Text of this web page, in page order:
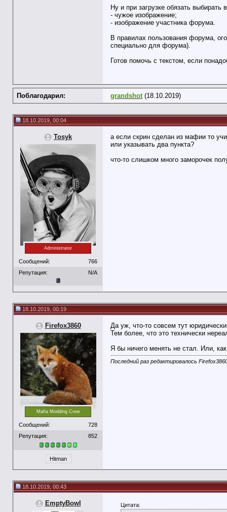
Ну и при загрузке обязать выбирать
- чужое изображение;
- изображение участника форума.
В правилах пользования форума,
специально для форума).
Готов помочь с текстом, если
Поблагодарил: grandshot(18.10.2019)
18.10.2019, 00:04
Tosyk
Administrator
Сообщений:
766
Репутация:
N/A
а если скрин сделан из мафии то
или указывать два пункта?
что-то слишком много заморочек
18.10.2019, 00:19
Firefox3860
Mafia Modding Crew
Сообщений:
728
Репутация:
852
Hitman
Да уж, что-то совсем тут
Тем более, что это технически
Я бы ничего менять не стал. Или,
Последний раз редактировалось
18.10.2019, 00:43
EmptyBowl Цитата: